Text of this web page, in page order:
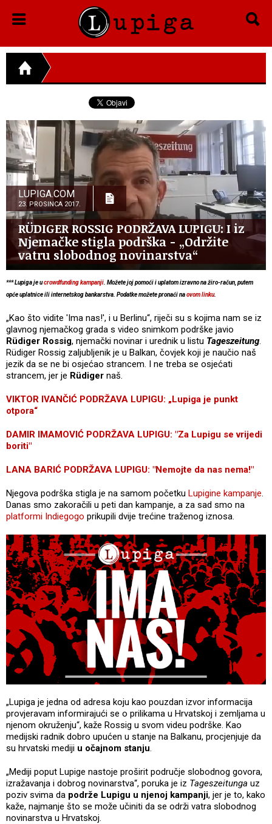
LUPIGA.COM
23. PROSINCA 2017.
RÜDIGER ROSSIG PODRŽAVA LUPIGU: I iz
Njemačke stigla podrška - „Održite
vatru slobodnog novinarstva“
*** Lupiga je ucrowdfunding kampanji . Možete joj pomoći i uplatom izravno na žiro-račun, putem
opće uplatnice ili internetskog bankarstva. Podatke možete pronaći naovom linku.
„Kao što vidite 'Ima nas!', i u Berlinu“, riječi su s kojima nam se iz
glavnog njemačkog grada s video snimkom podrške javio
Rüdiger Rossig, njemački novinar i urednik u listu Tageszeitung.
Rüdiger Rossig zaljubljenik je u Balkan, čovjek koji je naučio naš
jezik da se ne bi osjećao strancem. I ne treba se osjećati
strancem, jer je Rüdiger naš.
VIKTOR IVANČIĆ PODRŽAVA LUPIGU: „Lupiga je punkt
otpora“
DAMIR IMAMOVIĆ PODRŽAVA LUPIGU: "Za Lupigu se vrijedi
boriti"
LANA BARIĆ PODRŽAVA LUPIGU: "Nemojte da nas nema!"
Njegova podrška stigla je na samom početku Lupigine kampanje.
Danas smo zakoračili u peti dan kampanje, a za sad smo na
platformi Indiegogo prikupili dvije trećine traženog iznosa.
„Lupiga je jedna od adresa koju kao pouzdan izvor informacija
provjeravam informirajući se o prilikama u Hrvatskoj i zemljama u
njenom okruženju“, kaže Rossig u svom videu podrške. Kao
medijski radnik dobro upućen u stanje na Balkanu, procjenjuje da
su hrvatski mediji u očajnom stanju.
„Mediji poput Lupige nastoje proširit područje slobodnog govora,
izražavanja i dobrog novinarstva“, poruka je iz Tageszeitunga uz
poziv svima da podrže Lupigu u njenoj kampanji, jer je to, kako
kaže, najmanje što se može učiniti da se održi vatra slobodnog
novinarstva u Hrvatskoj.